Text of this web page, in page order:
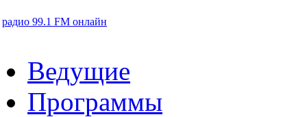
радио 99.1 FM онлайн
Ведущие
Программы